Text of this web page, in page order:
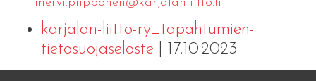
karjalan-liitto-ry_tapahtumien-
tietosuojaseloste| 17.10.2023